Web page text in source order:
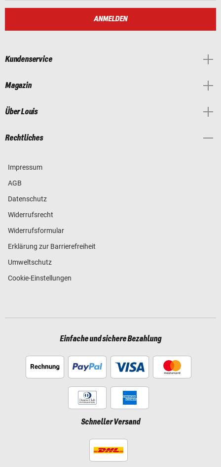
ANMELDEN
Kundenservice
Magazin
Über Louis
Rechtliches
Impressum
AGB
Datenschutz
Widerrufsrecht
Widerrufsformular
Erklärung zur Barrierefreiheit
Umweltschutz
Cookie-Einstellungen
Einfache und sichere Bezahlung
Schneller Versand